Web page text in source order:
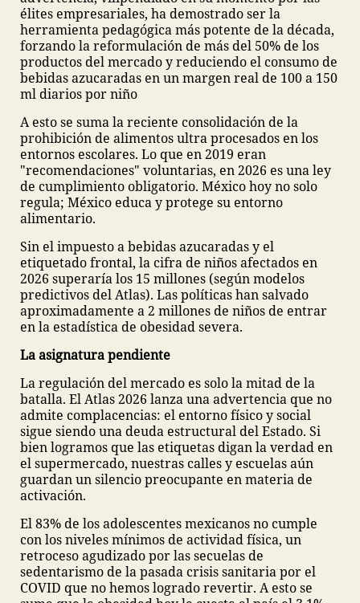
élites empresariales, ha demostrado ser la
herramienta pedagógica más potente de la década,
forzando la reformulación de más del 50% de los
productos del mercado y reduciendo el consumo de
bebidas azucaradas en un margen real de 100 a 150
ml diarios por niño
A esto se suma la reciente consolidación de la
prohibición de alimentos ultra procesados en los
entornos escolares. Lo que en 2019 eran
"recomendaciones" voluntarias, en 2026 es una ley
de cumplimiento obligatorio. México hoy no solo
regula; México educa y protege su entorno
alimentario.
Sin el impuesto a bebidas azucaradas y el
etiquetado frontal, la cifra de niños afectados en
2026 superaría los 15 millones (según modelos
predictivos del Atlas). Las políticas han salvado
aproximadamente a 2 millones de niños de entrar
en la estadística de obesidad severa.
La asignatura pendiente
La regulación del mercado es solo la mitad de la
batalla. El Atlas 2026 lanza una advertencia que no
admite complacencias: el entorno físico y social
sigue siendo una deuda estructural del Estado. Si
bien logramos que las etiquetas digan la verdad en
el supermercado, nuestras calles y escuelas aún
guardan un silencio preocupante en materia de
activación.
El 83% de los adolescentes mexicanos no cumple
con los niveles mínimos de actividad física, un
retroceso agudizado por las secuelas de
sedentarismo de la pasada crisis sanitaria por el
COVID que no hemos logrado revertir. A esto se